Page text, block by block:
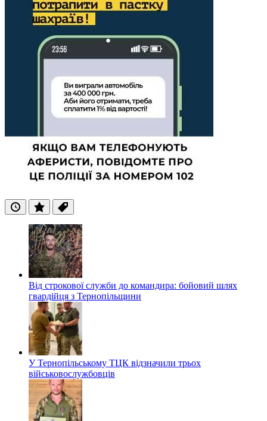
ОстанніПопулярні
Теги
Від строкової служби до командира: бойовий шлях
гвардійця з Тернопільщини
У Тернопільському ТЦК відзначили трьох
військовослужбовців